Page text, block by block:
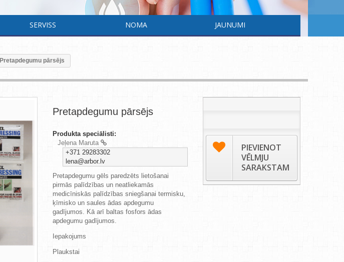
SERVISS NOMA JAUNUMI
Pretapdegumu pārsējs
Pretapdegumu pārsējs
Produkta speciālisti:
Jeļena Maruta
+371 29283302
lena@arbor.lv
Pretapdegumu gēls paredzēts lietošanai
pirmās palīdzības un neatliekamās
medicīniskās palīdzības sniegšanai termisku,
ķīmisko un saules ādas apdegumu
gadījumos. Kā arī baltas fosfors ādas
apdegumu gadījumos.
Iepakojums
Plaukstai
PIEVIENOT
VĒLMJU
SARAKSTAM